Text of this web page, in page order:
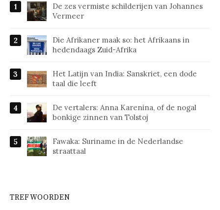
De zes vermiste schilderijen van Johannes
Vermeer
Die Afrikaner maak so: het Afrikaans in
hedendaags Zuid-Afrika
Het Latijn van India: Sanskriet, een dode
taal die leeft
De vertalers: Anna Karenina, of de nogal
bonkige zinnen van Tolstoj
Fawaka: Suriname in de Nederlandse
straattaal
TREFWOORDEN